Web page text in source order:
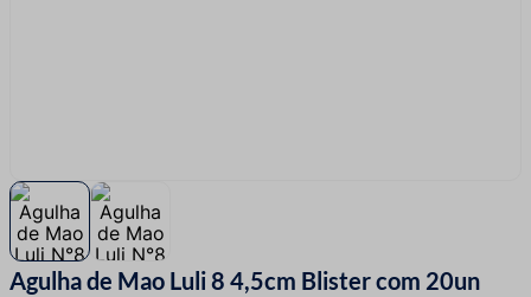
Agulha de Mao Luli 8 4,5cm Blister com 20un